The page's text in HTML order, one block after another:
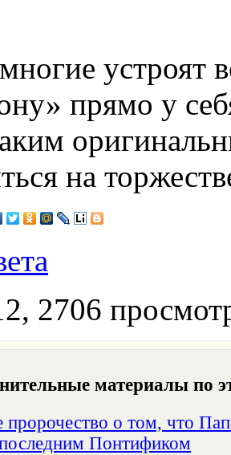
устроят
прямо у
на
2706
материалы по
пророчество о том, что
последним Понтификом